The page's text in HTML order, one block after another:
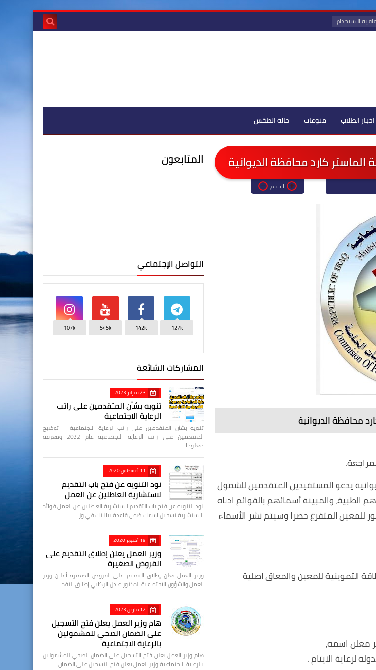
الاستخدام
اخبار الطلاب منوعات حالة الطقس
الماستر كارد محافظة الديوانية
الحجم
محافظة الديوانية
يدعو المستفيدين المتقدمين للشمول
والمبينة أسمائهم بالقوائم ادناه
للمعين المتفرغ حصرا وسيتم نشر الأسماء
التموينية للمعين والمعاق اصلية
المتابعون
التواصل الإجتماعي
127k
142k
545k
107k
المشاركات الشائعة
23 فبراير 2023
تنويه بشأن المتقدمين على راتب
الرعاية الاجتماعية
تنويه بشأن المتقدمين على راتب الرعاية الاجتماعية توضيح
المتقدمين على راتب الرعاية الاجتماعية عام 2022 ومعرفة
معلوما…
11 أغسطس 2020
نود التنويه عن فتح باب التقديم
لاستشارية العاطلين عن العمل
نود التنويه عن فتح باب التقديم لاستشارية العاطلين عن العمل فوائد
الاستشارية تسجيل اسمك ضمن قاعدة بياناتك في وزا…
19 أكتوبر 2020
وزير العمل يعلن إطلاق التقديم على
القروض الصغيرة
وزير العمل يعلن إطلاق التقديم على القروض الصغيرة أعلـن وزير
العمل والشؤون الاجتماعية الدكتور عادل الركابي إطلاق التقد…
12 مارس 2023
هام وزير العمل يعلن فتح التسجيل
على الضمان الصحي للمشمولين
بالرعاية الاجتماعية
هام وزير العمل يعلن فتح التسجيل على الضمان الصحي للمشمولين
بالرعاية الاجتماعية وزير العمل يعلن فتح التسجيل على الضمان…